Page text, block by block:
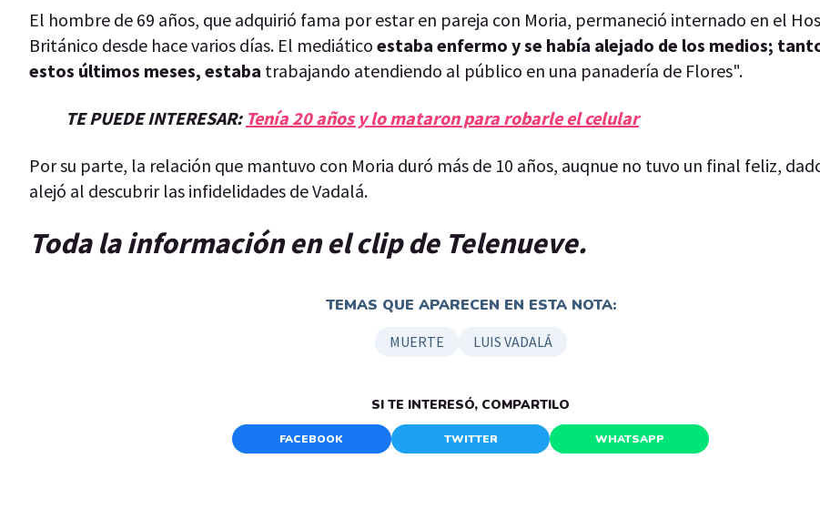
El hombre de 69 años, que adquirió fama por estar en pareja con Moria, permaneció internado en el
Británico desde hace varios días. El mediático estaba enfermo y se había alejado de los medios;
estos últimos meses, estaba trabajando atendiendo al público en una panadería de Flores".
TE PUEDE INTERESAR: Tenía 20 años y lo mataron para robarle el celular
Por su parte, la relación que mantuvo con Moria duró más de 10 años, auqnue no tuvo un final feliz,
alejó al descubrir las infidelidades de Vadalá.
Toda la información en el clip de Telenueve.
TEMAS QUE APARECEN EN ESTA NOTA:
MUERTE LUIS VADALÁ
SI TE INTERESÓ, COMPARTILO
FACEBOOK TWITTER WHATSAPP